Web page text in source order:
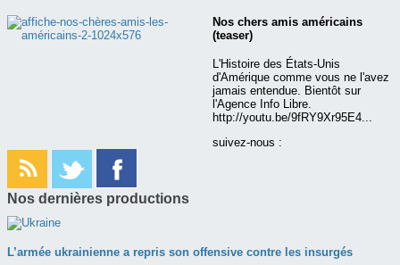
Nos chers amis américains
(teaser)
L'Histoire des États-Unis
d'Amérique comme vous ne l'avez
jamais entendue. Bientôt sur
l'Agence Info Libre.
http://youtu.be/9fRY9Xr95E4...
suivez-nous :
Nos dernières productions
L’armée ukrainienne a repris son offensive contre les insurgés